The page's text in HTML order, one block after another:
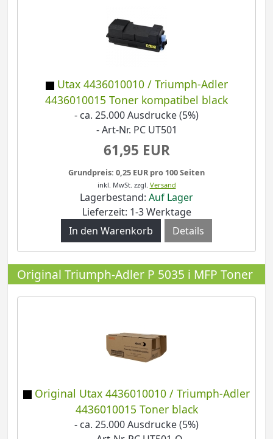
Utax 4436010010 / Triumph-Adler
4436010015 Toner kompatibel black
- ca. 25.000 Ausdrucke (5%)
- Art-Nr. PC UT501
61,95 EUR
Grundpreis: 0,25 EUR pro 100 Seiten
inkl. MwSt. zzgl. Versand
Lagerbestand: Auf Lager
Lieferzeit: 1-3 Werktage
Details
Original Triumph-Adler P 5035 i MFP Toner
Original Utax 4436010010 / Triumph-Adler
4436010015 Toner black
- ca. 25.000 Ausdrucke (5%)